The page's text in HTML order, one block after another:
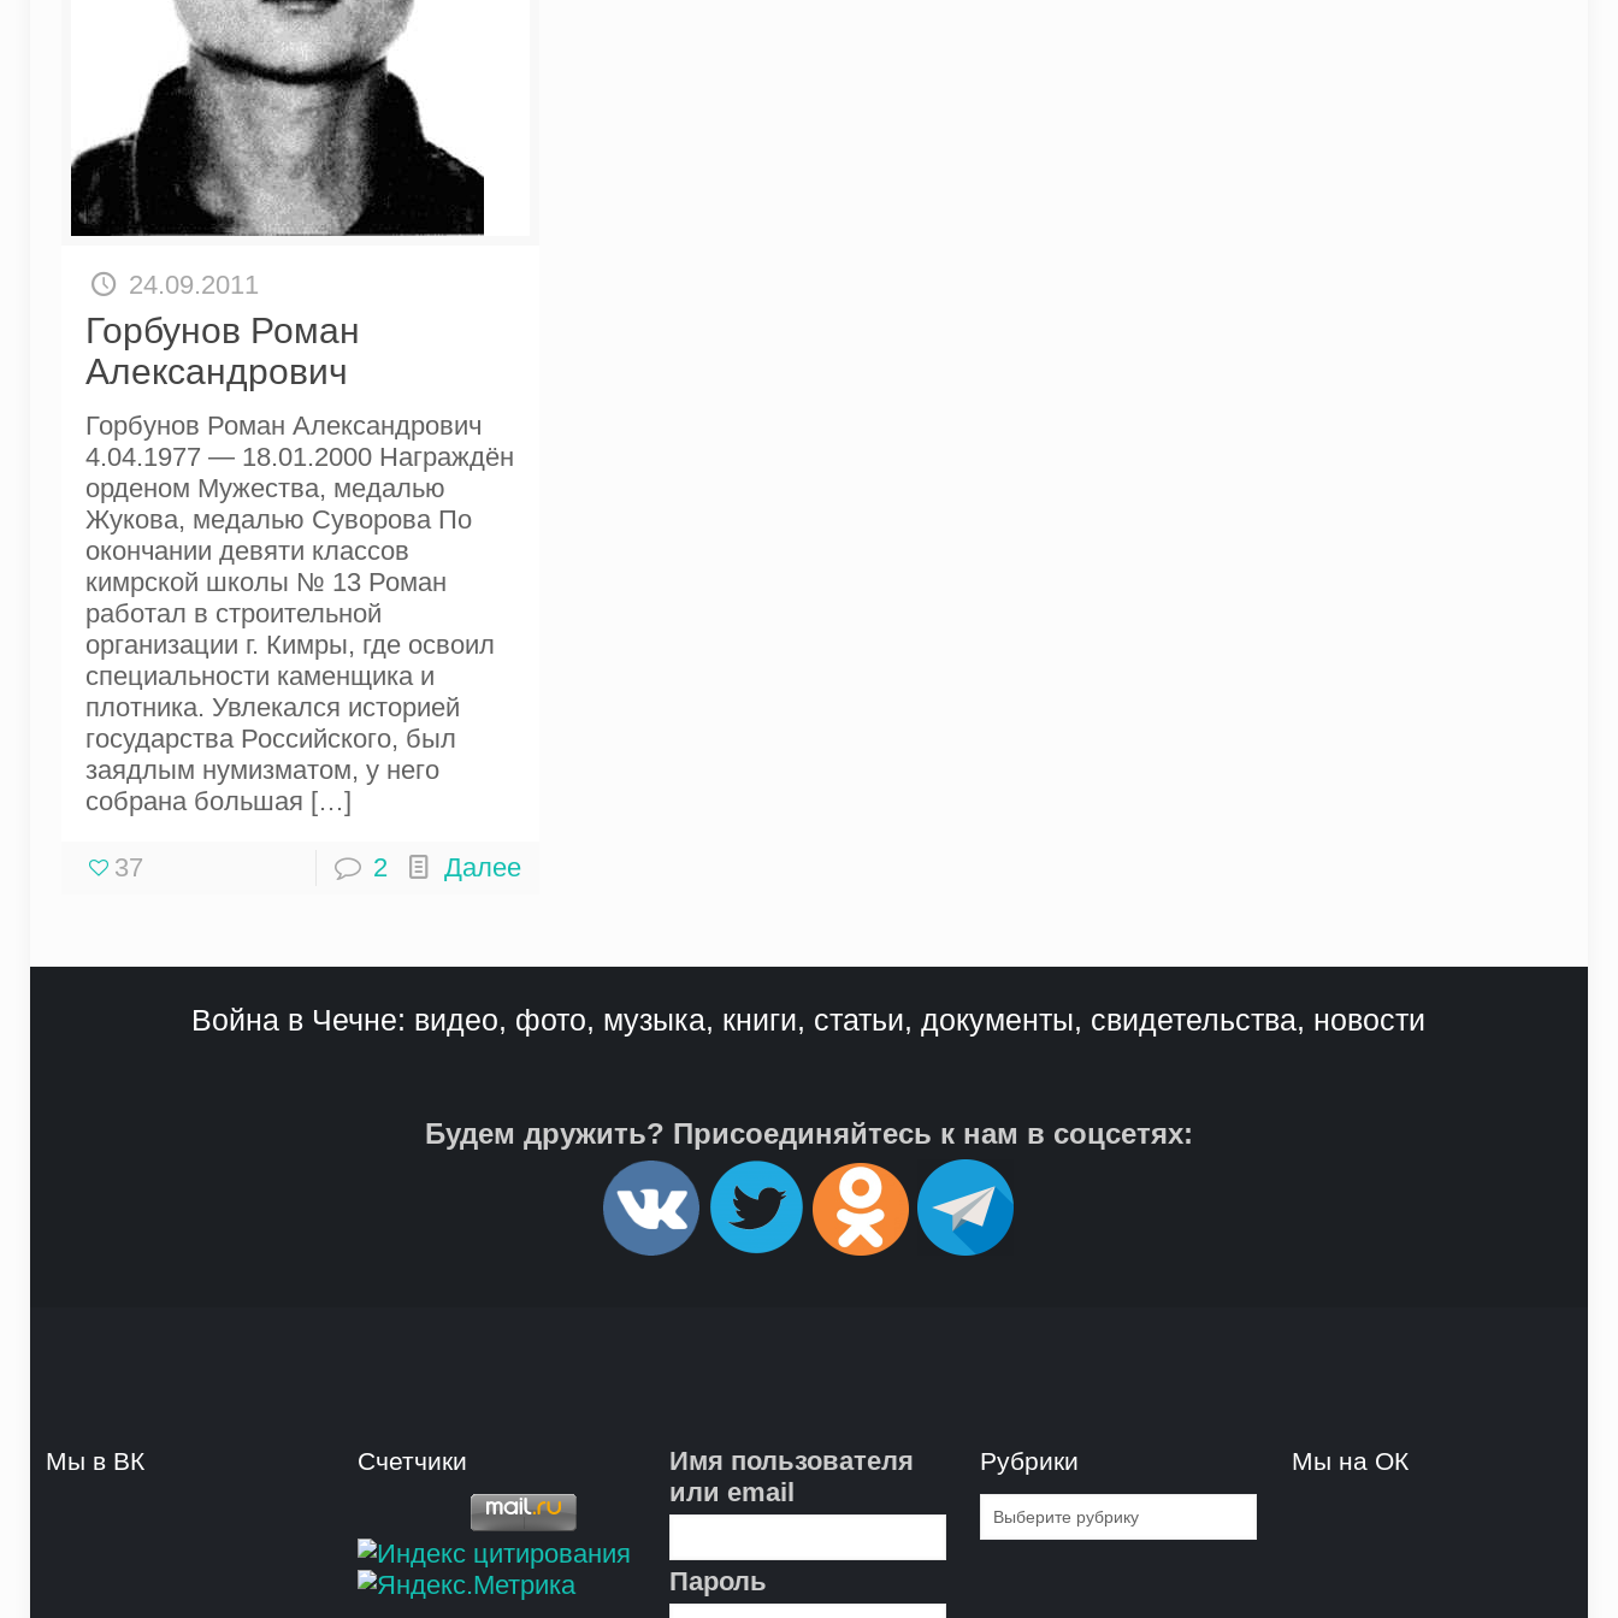
24.09.2011
Горбунов Роман
Александрович
Горбунов Роман Александрович
4.04.1977 — 18.01.2000 Награждён
орденом Мужества, медалью
Жукова, медалью Суворова По
окончании девяти классов
кимрской школы № 13 Роман
работал в строительной
организации г. Кимры, где освоил
специальности каменщика и
плотника. Увлекался историей
государства Российского, был
заядлым нумизматом, у него
собрана большая […]
37 2 Далее
Война в Чечне: видео, фото, музыка, книги, статьи, документы, свидетельства, новости
Будем дружить? Присоединяйтесь к нам в соцсетях:
Мы в ВК Счетчики
Имя пользователя
или email
Пароль
Рубрики
Рубрики
Мы на ОК